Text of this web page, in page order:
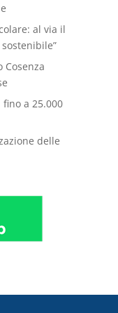
al via il
a 25.000
delle